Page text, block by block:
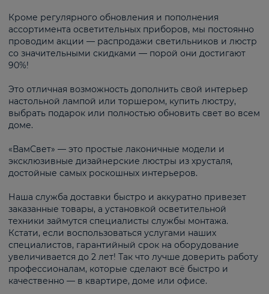
Кроме регулярного обновления и пополнения
ассортимента осветительных приборов, мы постоянно
проводим акции — распродажи светильников и люстр
со значительными скидками — порой они достигают
90%!
Это отличная возможность дополнить свой интерьер
настольной лампой или торшером, купить люстру,
выбрать подарок или полностью обновить свет во всем
доме.
«ВамСвет» — это простые лаконичные модели и
эксклюзивные дизайнерские люстры из хрусталя,
достойные самых роскошных интерьеров.
Наша служба доставки быстро и аккуратно привезет
заказанные товары, а установкой осветительной
техники займутся специалисты службы монтажа.
Кстати, если воспользоваться услугами наших
специалистов, гарантийный срок на оборудование
увеличивается до 2 лет! Так что лучше доверить работу
профессионалам, которые сделают всё быстро и
качественно — в квартире, доме или офисе.